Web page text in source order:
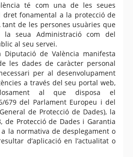
té com una de les seues
fonamental a la protecció de
tant de les persones usuàries que
la seua Administració com del
al seu servei.
de València manifesta
les dades de caràcter personal
per al desenvolupament
a través del seu portal web,
al que disposa el
679 del Parlament Europeu i del
de Protecció de Dades), la
de Protecció de Dades i Garantia
la normativa de desplegament o
d’aplicació en l’actualitat o